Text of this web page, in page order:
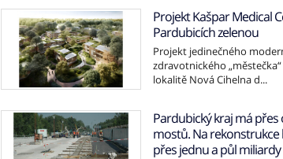
Projekt Kašpar Medical
Pardubicích zelenou
Projekt jedinečného
zdravotnického
lokalitě Nová Cihelna d...
Pardubický kraj má přes
mostů. Na
přes jednu a půl miliardy